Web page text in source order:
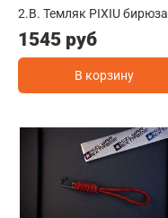
2.B. Темляк PIXIU бирюза
1545 руб
В корзину